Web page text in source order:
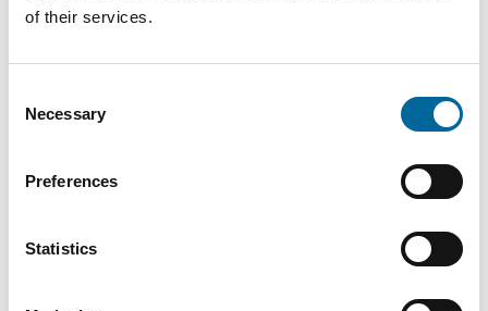
of their services.
Selection
Necessary
Preferences
Statistics